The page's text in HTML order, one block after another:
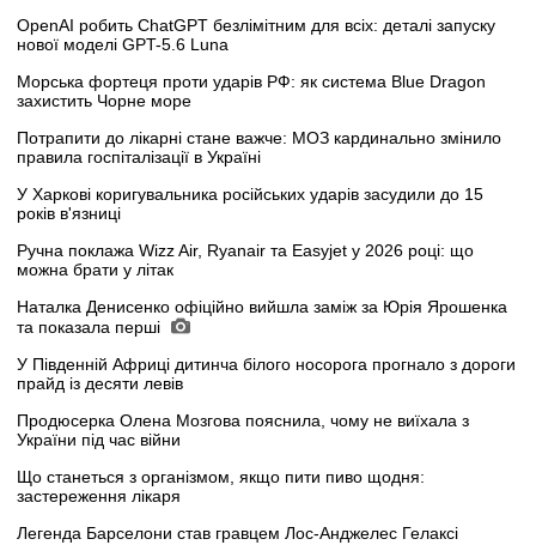
OpenAI робить ChatGPT безлімітним для всіх: деталі запуску
нової моделі GPT-5.6 Luna
Морська фортеця проти ударів РФ: як система Blue Dragon
захистить Чорне море
Потрапити до лікарні стане важче: МОЗ кардинально змінило
правила госпіталізації в Україні
У Харкові коригувальника російських ударів засудили до 15
років в'язниці
Ручна поклажа Wizz Air, Ryanair та Easyjet у 2026 році: що
можна брати у літак
Наталка Денисенко офіційно вийшла заміж за Юрія Ярошенка
та показала перші
У Південній Африці дитинча білого носорога прогнало з дороги
прайд із десяти левів
Продюсерка Олена Мозгова пояснила, чому не виїхала з
України під час війни
Що станеться з організмом, якщо пити пиво щодня:
застереження лікаря
Легенда Барселони став гравцем Лос-Анджелес Гелаксі